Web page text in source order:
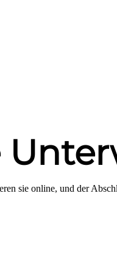
sie online, und der